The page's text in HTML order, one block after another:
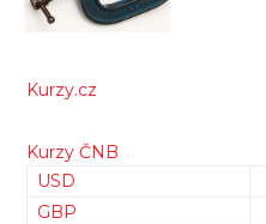
Kurzy.cz
Kurzy ČNB
USD
GBP